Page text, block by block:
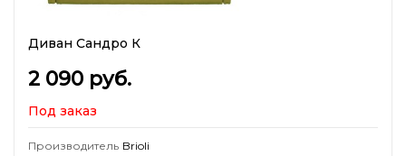
Диван Сандро К
2 090 руб.
Под заказ
Производитель Brioli